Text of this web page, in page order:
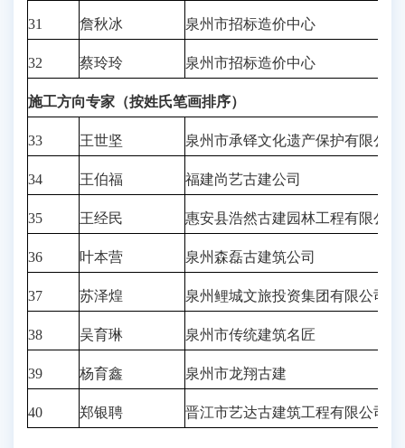
31 詹秋冰 泉州市招标造价中心
32 蔡玲玲 泉州市招标造价中心
施工方向专家（按姓氏笔画排序）
33 王世坚 泉州市承铎文化遗产保护有限公司
34 王伯福 福建尚艺古建公司
35 王经民 惠安县浩然古建园林工程有限公司
36 叶本营 泉州森磊古建筑公司
37 苏泽煌 泉州鲤城文旅投资集团有限公司
38 吴育琳 泉州市传统建筑名匠
39 杨育鑫 泉州市龙翔古建
40 郑银聘 晋江市艺达古建筑工程有限公司